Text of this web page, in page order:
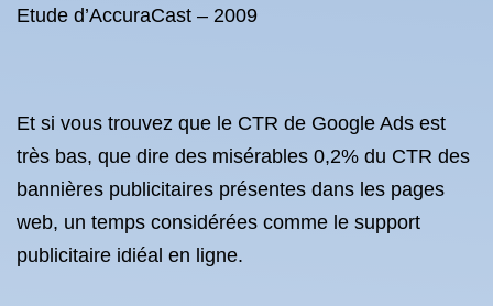
Etude d’AccuraCast – 2009
Et si vous trouvez que le CTR de Google Ads est
très bas, que dire des misérables 0,2% du CTR des
bannières publicitaires présentes dans les pages
web, un temps considérées comme le support
publicitaire idiéal en ligne.